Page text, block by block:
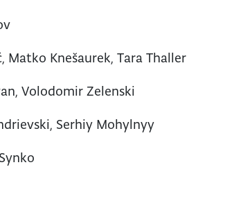
Matko Knešaurek, Tara Thaller
Volodomir Zelenski
Serhiy Mohylnyy